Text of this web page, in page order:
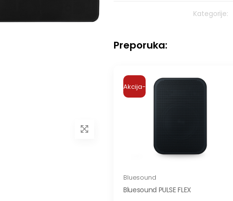
Kategorije:
Preporuka:
Akcija-
Bluesound
Bluesound PULSE FLEX